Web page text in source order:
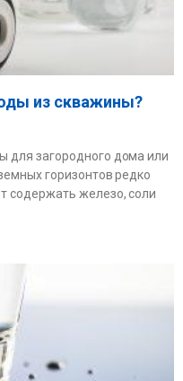
из скважины?
для загородного дома или
горизонтов редко
содержать железо, соли